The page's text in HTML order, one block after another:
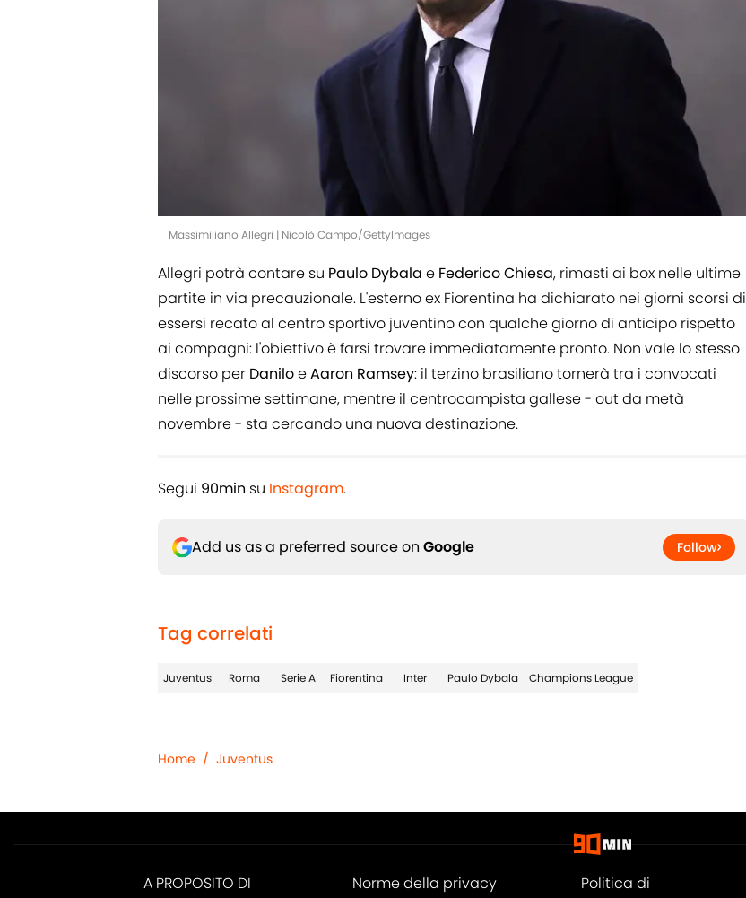
Massimiliano Allegri | Nicolò Campo/GettyImages
Allegri potrà contare su Paulo Dybala e Federico Chiesa, rimasti ai box nelle ultime
partite in via precauzionale. L'esterno ex Fiorentina ha dichiarato nei giorni scorsi di
essersi recato al centro sportivo juventino con qualche giorno di anticipo rispetto
ai compagni: l'obiettivo è farsi trovare immediatamente pronto. Non vale lo stesso
discorso per DaniloeAaron Ramsey: il terzino brasiliano tornerà tra i convocati
nelle prossime settimane, mentre il centrocampista gallese - out da metà
novembre - sta cercando una nuova destinazione.
Segui 90min su Instagram.
Add us as a preferred source on Google Follow
Tag correlati
Juventus Roma Serie A Fiorentina Inter Paulo Dybala Champions League
Home / Juventus
A PROPOSITO DI
Norme della privacy
Politica di